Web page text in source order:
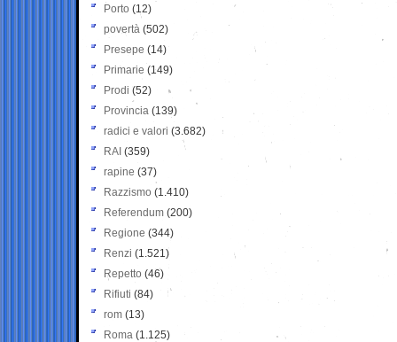
Porto (12)
povertà (502)
Presepe (14)
Primarie (149)
Prodi (52)
Provincia (139)
radici e valori (3.682)
RAI (359)
rapine (37)
Razzismo (1.410)
Referendum (200)
Regione (344)
Renzi (1.521)
Repetto (46)
Rifiuti (84)
rom (13)
Roma (1.125)